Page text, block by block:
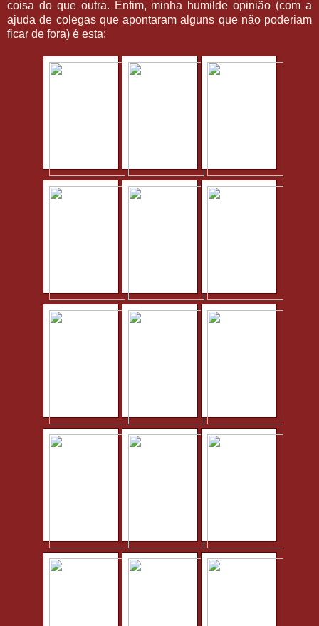
coisa do que outra. Enfim, minha humilde opinião (com a
ajuda de colegas que apontaram alguns que não poderiam
ficar de fora) é esta: